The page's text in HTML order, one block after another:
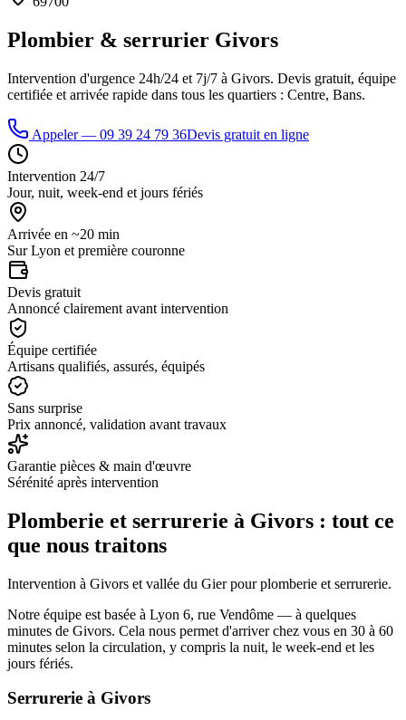
Plombier & serrurier Givors
Intervention d'urgence 24h/24 et 7j/7 à Givors. Devis gratuit, équipe
certifiée et arrivée rapide dans tous les quartiers : Centre, Bans.
Appeler — 09 39 24 79 36Devis gratuit en ligne
Intervention 24/7
Jour, nuit, week-end et jours fériés
Arrivée en ~20 min
Sur Lyon et première couronne
Devis gratuit
Annoncé clairement avant intervention
Équipe certifiée
Artisans qualifiés, assurés, équipés
Sans surprise
Prix annoncé, validation avant travaux
Garantie pièces & main d'œuvre
Sérénité après intervention
Plomberie et serrurerie à Givors : tout ce
que nous traitons
Intervention à Givors et vallée du Gier pour plomberie et serrurerie.
Notre équipe est basée à Lyon 6, rue Vendôme — à quelques
minutes de Givors. Cela nous permet d'arriver chez vous en 30 à 60
minutes selon la circulation, y compris la nuit, le week-end et les
jours fériés.
Serrurerie à Givors